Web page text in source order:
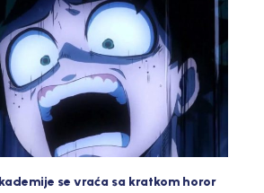
se vraća sa kratkom horor